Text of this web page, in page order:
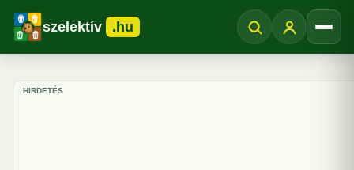
szelektív .hu
HIRDETÉS